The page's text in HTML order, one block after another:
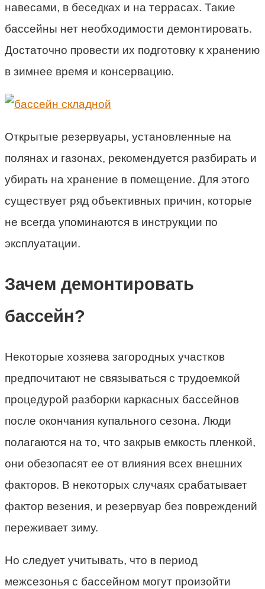
навесами, в беседках и на террасах. Такие
бассейны нет необходимости демонтировать.
Достаточно провести их подготовку к хранению
в зимнее время и консервацию.
Открытые резервуары, установленные на
полянах и газонах, рекомендуется разбирать и
убирать на хранение в помещение. Для этого
существует ряд объективных причин, которые
не всегда упоминаются в инструкции по
эксплуатации.
Зачем демонтировать
бассейн?
Некоторые хозяева загородных участков
предпочитают не связываться с трудоемкой
процедурой разборки каркасных бассейнов
после окончания купального сезона. Люди
полагаются на то, что закрыв емкость пленкой,
они обезопасят ее от влияния всех внешних
факторов. В некоторых случаях срабатывает
фактор везения, и резервуар без повреждений
переживает зиму.
Но следует учитывать, что в период
межсезонья с бассейном могут произойти